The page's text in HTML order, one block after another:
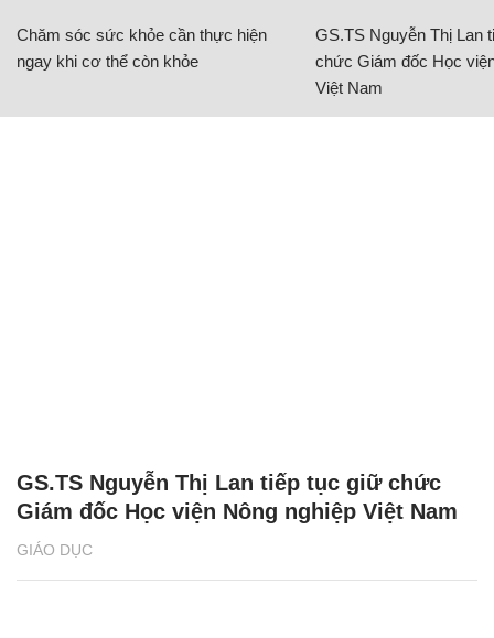
Chăm sóc sức khỏe cần thực hiện
ngay khi cơ thể còn khỏe
GS.TS Nguyễn Thị Lan
chức Giám đốc Học
Việt Nam
GIÁO DỤC
GS.TS Nguyễn Thị Lan tiếp tục giữ chức
Giám đốc Học viện Nông nghiệp Việt Nam